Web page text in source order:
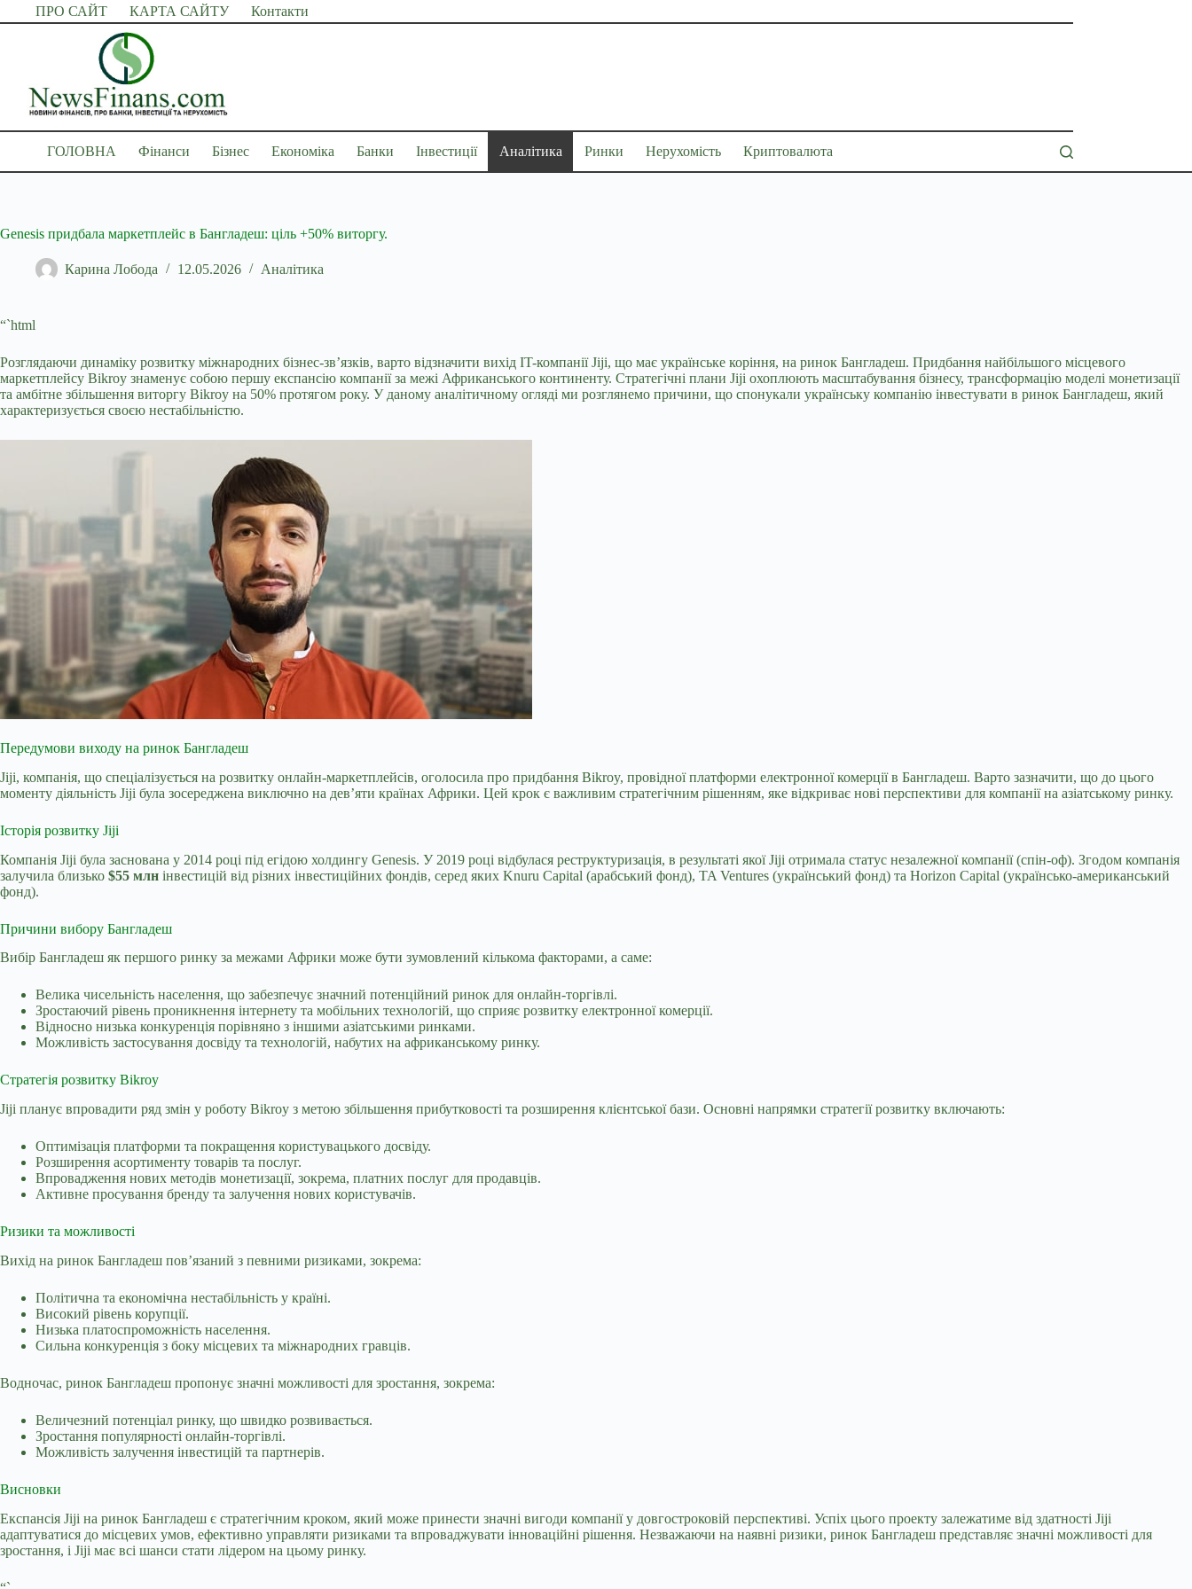
Перейти
до
ПРО САЙТ КАРТА САЙТУ Контакти
ГОЛОВНА Фінанси Бізнес Економіка Банки Інвестиції Аналітика Ринки Нерухомість Криптовалюта
Genesis придбала маркетплейс в Бангладеш: ціль +50% виторгу.
Карина Лобода 12.05.2026 Аналітика
“`html
Розглядаючи динаміку розвитку міжнародних бізнес-зв’язків, варто відзначити вихід IT-компанії Jiji, що має українське коріння, на ринок Бангладеш. Придбання найбільшого місцевого
маркетплейсу Bikroy знаменує собою першу експансію компанії за межі Африканського континенту. Стратегічні плани Jiji охоплюють масштабування бізнесу, трансформацію моделі монетизації
та амбітне збільшення виторгу Bikroy на 50% протягом року. У даному аналітичному огляді ми розглянемо причини, що спонукали українську компанію інвестувати в ринок Бангладеш, який
характеризується своєю нестабільністю.
Передумови виходу на ринок Бангладеш
Jiji, компанія, що спеціалізується на розвитку онлайн-маркетплейсів, оголосила про придбання Bikroy, провідної платформи електронної комерції в Бангладеш. Варто зазначити, що до цього
моменту діяльність Jiji була зосереджена виключно на дев’яти країнах Африки. Цей крок є важливим стратегічним рішенням, яке відкриває нові перспективи для компанії на азіатському ринку.
Історія розвитку Jiji
Компанія Jiji була заснована у 2014 році під егідою холдингу Genesis. У 2019 році відбулася реструктуризація, в результаті якої Jiji отримала статус незалежної компанії (спін-оф). Згодом компанія
залучила близько $55 млн інвестицій від різних інвестиційних фондів, серед яких Knuru Capital (арабський фонд), TA Ventures (український фонд) та Horizon Capital (українсько-американський
фонд).
Причини вибору Бангладеш
Вибір Бангладеш як першого ринку за межами Африки може бути зумовлений кількома факторами, а саме:
Велика чисельність населення, що забезпечує значний потенційний ринок для онлайн-торгівлі.
Зростаючий рівень проникнення інтернету та мобільних технологій, що сприяє розвитку електронної комерції.
Відносно низька конкуренція порівняно з іншими азіатськими ринками.
Можливість застосування досвіду та технологій, набутих на африканському ринку.
Стратегія розвитку Bikroy
Jiji планує впровадити ряд змін у роботу Bikroy з метою збільшення прибутковості та розширення клієнтської бази. Основні напрямки стратегії розвитку включають:
Оптимізація платформи та покращення користувацького досвіду.
Розширення асортименту товарів та послуг.
Впровадження нових методів монетизації, зокрема, платних послуг для продавців.
Активне просування бренду та залучення нових користувачів.
Ризики та можливості
Вихід на ринок Бангладеш пов’язаний з певними ризиками, зокрема:
Політична та економічна нестабільність у країні.
Високий рівень корупції.
Низька платоспроможність населення.
Сильна конкуренція з боку місцевих та міжнародних гравців.
Водночас, ринок Бангладеш пропонує значні можливості для зростання, зокрема:
Величезний потенціал ринку, що швидко розвивається.
Зростання популярності онлайн-торгівлі.
Можливість залучення інвестицій та партнерів.
Висновки
Експансія Jiji на ринок Бангладеш є стратегічним кроком, який може принести значні вигоди компанії у довгостроковій перспективі. Успіх цього проекту залежатиме від здатності Jiji
адаптуватися до місцевих умов, ефективно управляти ризиками та впроваджувати інноваційні рішення. Незважаючи на наявні ризики, ринок Бангладеш представляє значні можливості для
зростання, і Jiji має всі шанси стати лідером на цьому ринку.